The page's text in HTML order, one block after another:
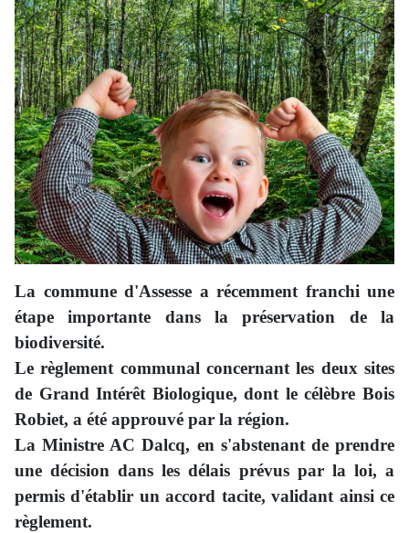
La commune d'Assesse a récemment franchi une
étape importante dans la préservation de la
biodiversité.
Le règlement communal concernant les deux sites
de Grand Intérêt Biologique, dont le célèbre Bois
Robiet, a été approuvé par la région.
La Ministre AC Dalcq, en s'abstenant de prendre
une décision dans les délais prévus par la loi, a
permis d'établir un accord tacite, validant ainsi ce
règlement.